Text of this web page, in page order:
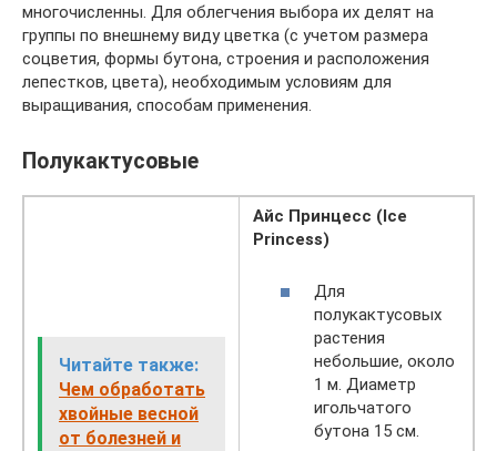
многочисленны. Для облегчения выбора их делят на
группы по внешнему виду цветка (с учетом размера
соцветия, формы бутона, строения и расположения
лепестков, цвета), необходимым условиям для
выращивания, способам применения.
Полукактусовые
Читайте также:
Чем обработать
хвойные весной
от болезней и
Айс Принцесс (Ice
Princess)
Для
полукактусовых
растения
небольшие, около
1 м. Диаметр
игольчатого
бутона 15 см.